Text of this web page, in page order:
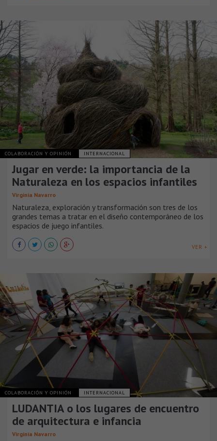
COLABORACIÓN Y OPINIÓN INTERNACIONAL
Jugar en verde: la importancia de la
Naturaleza en los espacios infantiles
Virginia Navarro
Naturaleza, exploración y transformación son tres de los
grandes temas a tratar en el diseño contemporáneo de los
espacios de juego infantiles.
VER +
COLABORACIÓN Y OPINIÓN INTERNACIONAL
LUDANTIA o los lugares de encuentro
de arquitectura e infancia
Virginia Navarro